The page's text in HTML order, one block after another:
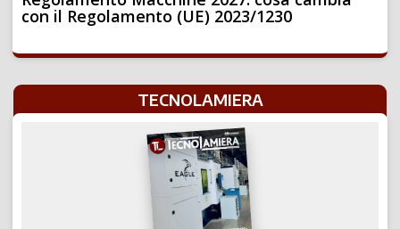
con il Regolamento (UE) 2023/1230
TECNOLAMIERA